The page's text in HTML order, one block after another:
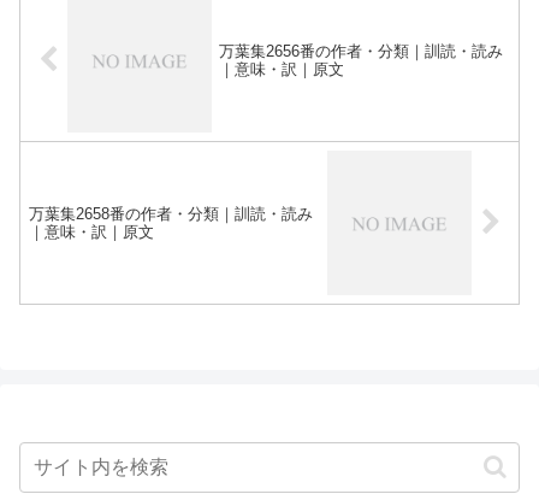
万葉集2656番の作者・分類｜訓読・読み
｜意味・訳｜原文
万葉集2658番の作者・分類｜訓読・読み
｜意味・訳｜原文